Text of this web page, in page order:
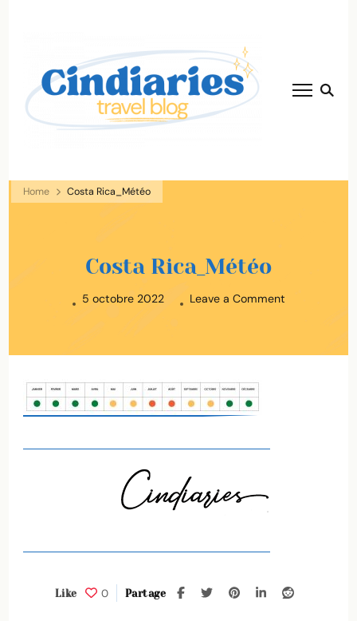
Home Costa Rica_Météo
Costa Rica_Météo
5 octobre 2022 Leave a Commenton
0
Like Partage